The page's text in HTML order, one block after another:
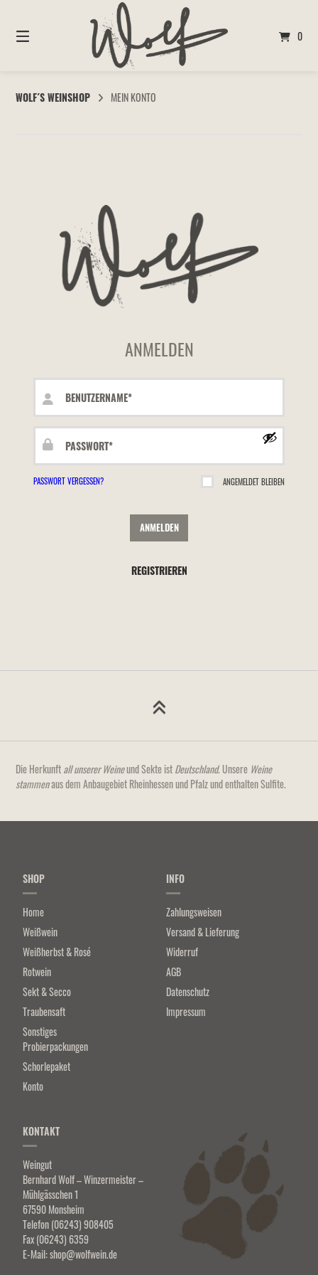
0
WOLF´S WEINSHOP MEIN KONTO
ANMELDEN
oder
E-
Mail-
Adresse*
Erforderlich
Passwort
Erforderlich
PASSWORT VERGESSEN? ANGEMELDET BLEIBEN
ANMELDEN
REGISTRIEREN
Die Herkunftall unserer Weineund Sekte istDeutschland. Unsere Weine
stammenaus dem Anbaugebiet Rheinhessen und Pfalz und enthalten Sulfite.
SHOP
Home
Weißwein
Weißherbst & Rosé
Rotwein
Sekt & Secco
Traubensaft
Sonstiges
Probierpackungen
Schorlepaket
Konto
INFO
Zahlungsweisen
Versand & Lieferung
Widerruf
AGB
Datenschutz
Impressum
KONTAKT
Weingut
Bernhard Wolf – Winzermeister –
Mühlgässchen 1
67590 Monsheim
Telefon (06243) 908405
Fax (06243) 6359
E-Mail:shop@wolfwein.de